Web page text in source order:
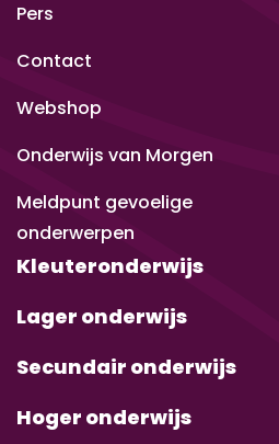
Pers
Contact
Webshop
Onderwijs van Morgen
Meldpunt gevoelige
onderwerpen
Kleuteronderwijs
Lager onderwijs
Secundair onderwijs
Hoger onderwijs